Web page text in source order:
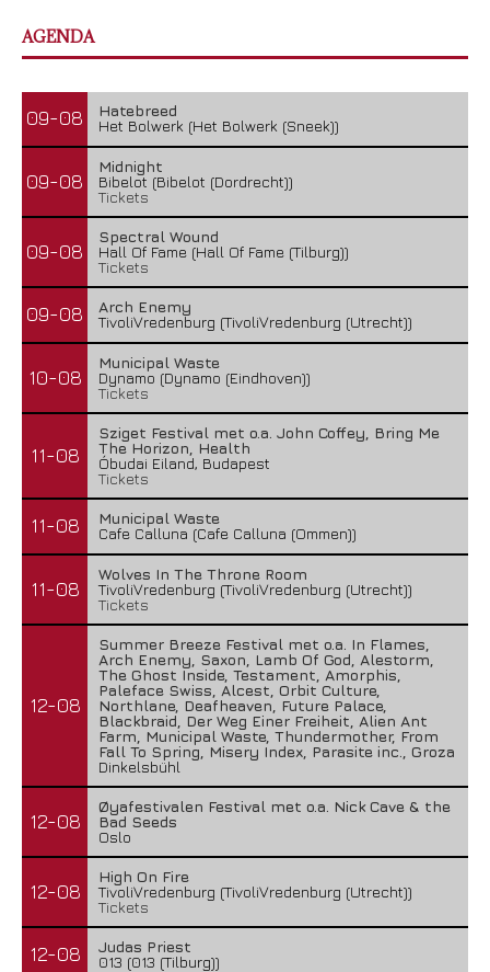
AGENDA
09-08
Hatebreed
Het Bolwerk (Het Bolwerk (Sneek))
09-08
Midnight
Bibelot (Bibelot (Dordrecht))
Tickets
09-08
Spectral Wound
Hall Of Fame (Hall Of Fame (Tilburg))
Tickets
09-08
Arch Enemy
TivoliVredenburg (TivoliVredenburg (Utrecht))
10-08
Municipal Waste
Dynamo (Dynamo (Eindhoven))
Tickets
11-08
Sziget Festival met o.a. John Coffey, Bring Me
The Horizon, Health
Óbudai Eiland, Budapest
Tickets
11-08
Municipal Waste
Cafe Calluna (Cafe Calluna (Ommen))
11-08
Wolves In The Throne Room
TivoliVredenburg (TivoliVredenburg (Utrecht))
Tickets
12-08
Summer Breeze Festival met o.a. In Flames,
Arch Enemy, Saxon, Lamb Of God, Alestorm,
The Ghost Inside, Testament, Amorphis,
Paleface Swiss, Alcest, Orbit Culture,
Northlane, Deafheaven, Future Palace,
Blackbraid, Der Weg Einer Freiheit, Alien Ant
Farm, Municipal Waste, Thundermother, From
Fall To Spring, Misery Index, Parasite inc., Groza
Dinkelsbühl
12-08
Øyafestivalen Festival met o.a. Nick Cave & the
Bad Seeds
Oslo
12-08
High On Fire
TivoliVredenburg (TivoliVredenburg (Utrecht))
Tickets
12-08
Judas Priest
013 (013 (Tilburg))